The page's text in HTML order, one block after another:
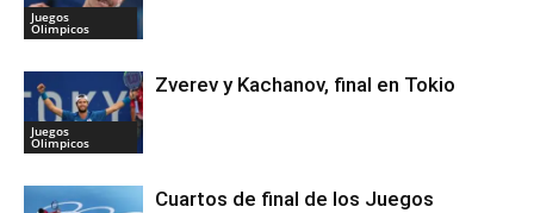
Juegos
Olimpicos
Juegos
Olimpicos
Zverev y Kachanov, final en Tokio
Cuartos de final de los Juegos